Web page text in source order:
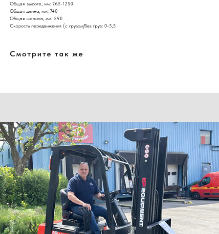
Общая высота, мм: 765-1250
Общая длина, мм: 740
Общая ширина, мм: 590
Скорость передвижения (с грузом/без груз: 0-5,5
Смотрите так же
Ваше имя
Номер телефона
+7
Оставьте заявку, наши специалисты свяжутся с вами
и ответят на все вопросы
Нужна консультация нашего
специалиста?